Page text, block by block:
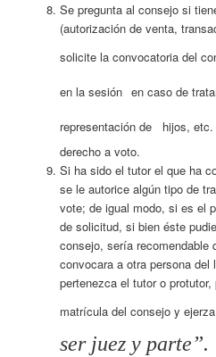
Se pregunta al consejo si
(autorización de venta,
solicite la convocatoria del
en la sesión en caso de
representación de
hijos,
derecho a voto.
Si ha sido el tutor el que ha
se le autorice algún tipo de
vote; de igual modo, si es el
de solicitud, si bien éste
consejo, sería recomendable
convocara a otra persona del
pertenezca el tutor o
matrícula del consejo y
ser juez y parte”.